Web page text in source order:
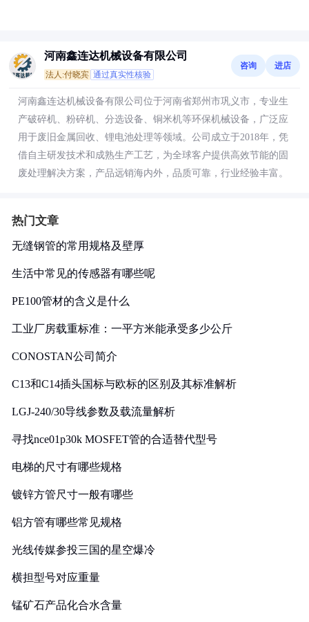
河南鑫连达机械设备有限公司
法人:付晓宾 通过真实性核验
咨询 进店
河南鑫连达机械设备有限公司位于河南省郑州市巩义市，专业生
产破碎机、粉碎机、分选设备、铜米机等环保机械设备，广泛应
用于废旧金属回收、锂电池处理等领域。公司成立于2018年，凭
借自主研发技术和成熟生产工艺，为全球客户提供高效节能的固
废处理解决方案，产品远销海内外，品质可靠，行业经验丰富。
热门文章
无缝钢管的常用规格及壁厚
生活中常见的传感器有哪些呢
PE100管材的含义是什么
工业厂房载重标准：一平方米能承受多少公斤
CONOSTAN公司简介
C13和C14插头国标与欧标的区别及其标准解析
LGJ-240/30导线参数及载流量解析
寻找nce01p30k MOSFET管的合适替代型号
电梯的尺寸有哪些规格
镀锌方管尺寸一般有哪些
铝方管有哪些常见规格
光线传媒参投三国的星空爆冷
横担型号对应重量
锰矿石产品化合水含量